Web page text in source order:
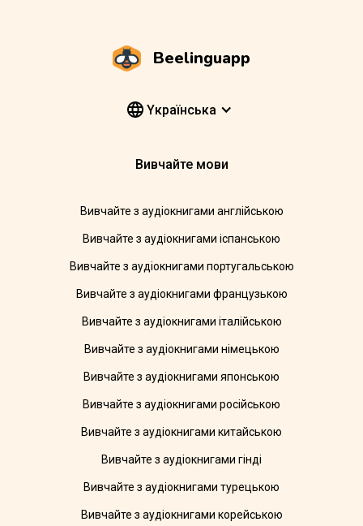
Beelinguapp
Yкраїнська
Вивчайте мови
Вивчайте з аудіокнигами англійською
Вивчайте з аудіокнигами іспанською
Вивчайте з аудіокнигами португальською
Вивчайте з аудіокнигами французькою
Вивчайте з аудіокнигами італійською
Вивчайте з аудіокнигами німецькою
Вивчайте з аудіокнигами японською
Вивчайте з аудіокнигами російською
Вивчайте з аудіокнигами китайською
Вивчайте з аудіокнигами гінді
Вивчайте з аудіокнигами турецькою
Вивчайте з аудіокнигами корейською